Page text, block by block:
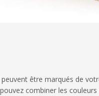
être marqués de
combiner les couleurs